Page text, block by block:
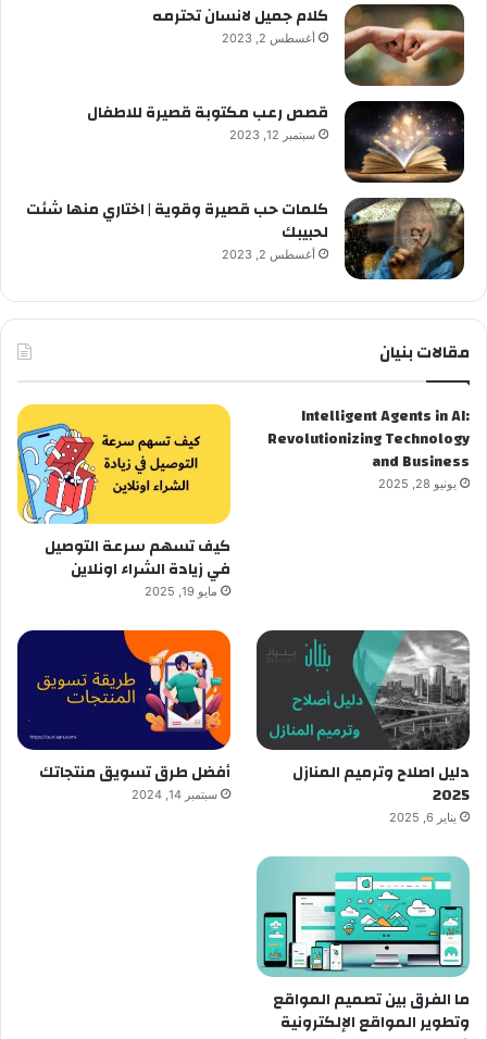
كلام جميل لانسان تحترمه
أغسطس 2, 2023
قصص رعب مكتوبة قصيرة للاطفال
سبتمبر 12, 2023
كلمات حب قصيرة وقوية | اختاري منها شئت
لحبيبك
أغسطس 2, 2023
مقالات بنيان
Intelligent Agents in AI:
Revolutionizing Technology
and Business
يونيو 28, 2025
كيف تسهم سرعة التوصيل
في زيادة الشراء اونلاين
مايو 19, 2025
دليل اصلاح وترميم المنازل
2025
يناير 6, 2025
أفضل طرق تسويق منتجاتك
سبتمبر 14, 2024
ما الفرق بين تصميم المواقع
وتطوير المواقع الإلكترونية